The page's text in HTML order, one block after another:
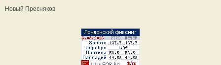
Новый Пресняков